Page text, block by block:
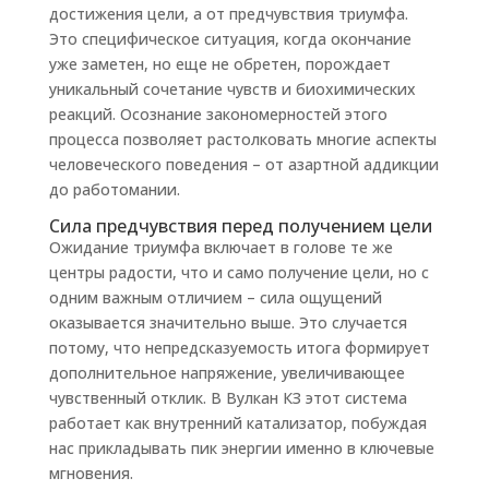
достижения цели, а от предчувствия триумфа.
Это специфическое ситуация, когда окончание
уже заметен, но еще не обретен, порождает
уникальный сочетание чувств и биохимических
реакций. Осознание закономерностей этого
процесса позволяет растолковать многие аспекты
человеческого поведения – от азартной аддикции
до работомании.
Сила предчувствия перед получением цели
Ожидание триумфа включает в голове те же
центры радости, что и само получение цели, но с
одним важным отличием – сила ощущений
оказывается значительно выше. Это случается
потому, что непредсказуемость итога формирует
дополнительное напряжение, увеличивающее
чувственный отклик. В Вулкан КЗ этот система
работает как внутренний катализатор, побуждая
нас прикладывать пик энергии именно в ключевые
мгновения.